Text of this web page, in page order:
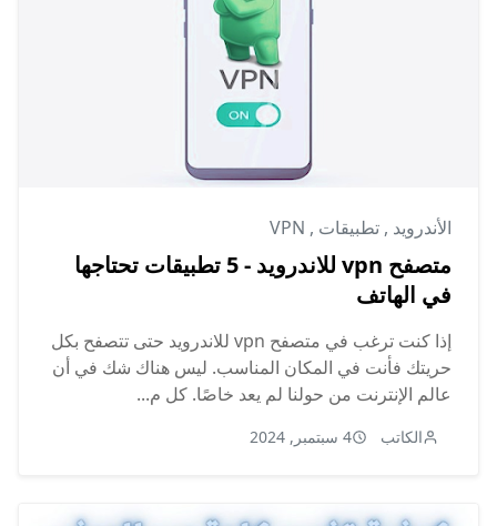
الأندرويد , تطبيقات ,
VPN
متصفح vpn للاندرويد - 5 تطبيقات تحتاجها
في الهاتف
إذا كنت ترغب في متصفح vpn للاندرويد حتى تتصفح بكل
حريتك فأنت في المكان المناسب. ليس هناك شك في أن
عالم الإنترنت من حولنا لم يعد خاصًا. كل م...
الكاتب 4 سبتمبر, 2024